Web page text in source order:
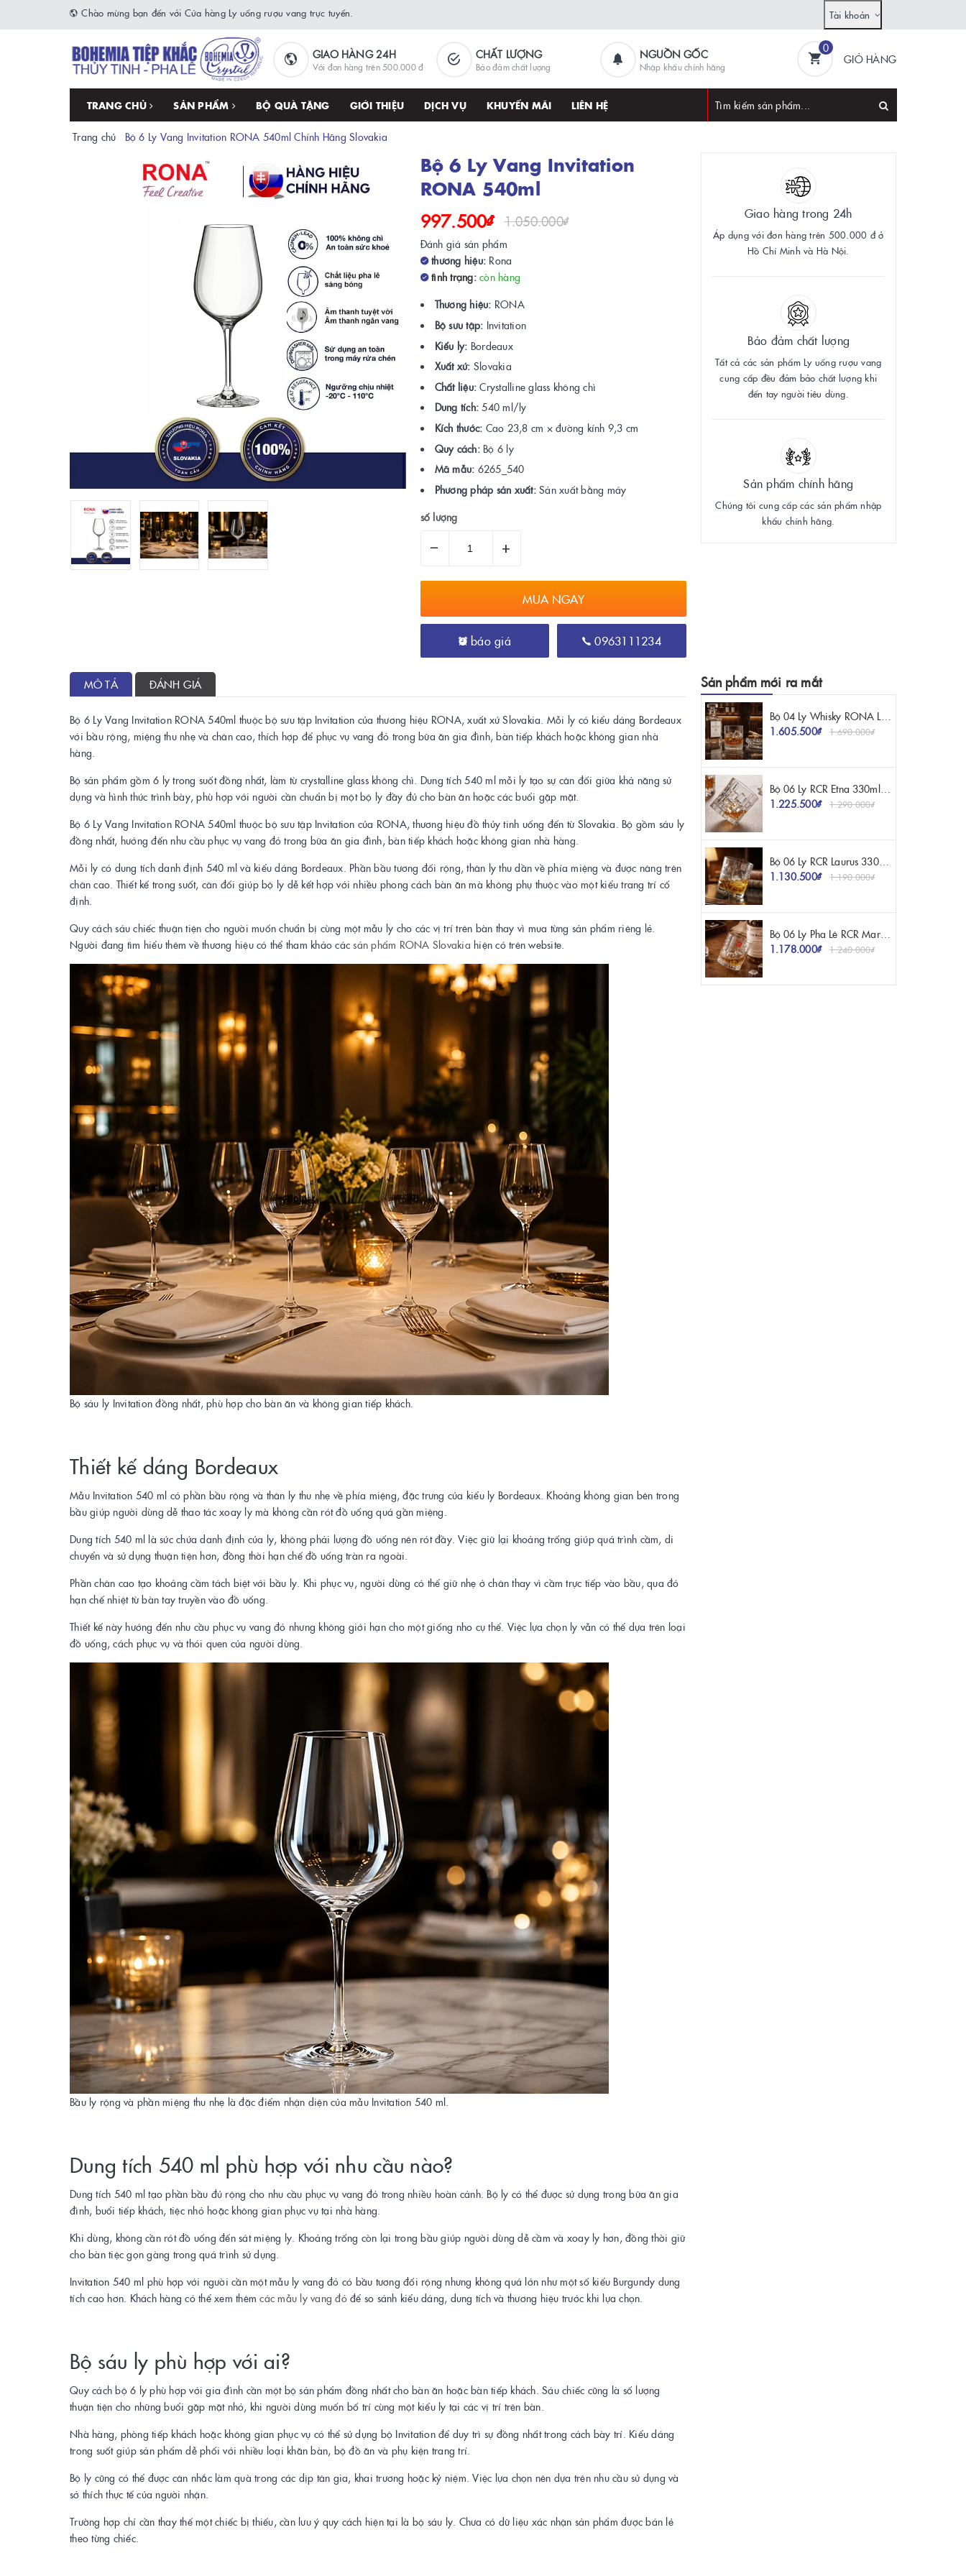
Chào mừng bạn đến với Cửa hàng Ly uống rượu vang trực tuyến. Tài khoản
GIAO HÀNG 24H
Với đơn hàng trên 500.000 đ
CHẤT LƯỢNG
Bảo đảm chất lượng
NGUỒN GỐC
Nhập khẩu chính hãng
0
GIỎ HÀNG
TRANG CHỦ SẢN PHẨM BỘ QUÀ TẶNG GIỚI THIỆU DỊCH VỤ KHUYẾN MÃI LIÊN HỆ
Trang chủ Bộ 6 Ly Vang Invitation RONA 540ml Chính Hãng Slovakia
Bộ 6 Ly Vang Invitation
RONA 540ml
997.500₫ 1.050.000₫
Đánh giá sản phẩm
thương hiệu: Rona
tình trạng: còn hàng
Thương hiệu: RONA
Bộ sưu tập: Invitation
Kiểu ly: Bordeaux
Xuất xứ: Slovakia
Chất liệu: Crystalline glass không chì
Dung tích: 540 ml/ly
Kích thước: Cao 23,8 cm × đường kính 9,3 cm
Quy cách:Bộ 6 ly
Mã mẫu: 6265_540
Phương pháp sản xuất:Sản xuất bằng máy
số lượng
– +
MUA NGAY
báo giá 0963111234
Giao hàng trong 24h
Áp dụng với đơn hàng trên 500.000 đ ở
Hồ Chí Minh và Hà Nội.
Bảo đảm chất lượng
Tất cả các sản phẩm Ly uống rượu vang
cung cấp đều đảm bảo chất lượng khi
đến tay người tiêu dùng.
Sản phẩm chính hãng
Chúng tôi cung cấp các sản phẩm nhập
khẩu chính hãng.
MÔ TẢ ĐÁNH GIÁ
Bộ 6 Ly Vang Invitation RONA 540ml thuộc bộ sưu tập Invitation của thương hiệu RONA, xuất xứ Slovakia. Mỗi ly có kiểu dáng Bordeaux
với bầu rộng, miệng thu nhẹ và chân cao, thích hợp để phục vụ vang đỏ trong bữa ăn gia đình, bàn tiếp khách hoặc không gian nhà
hàng.
Bộ sản phẩm gồm 6 ly trong suốt đồng nhất, làm từ crystalline glass không chì. Dung tích 540 ml mỗi ly tạo sự cân đối giữa khả năng sử
dụng và hình thức trình bày, phù hợp với người cần chuẩn bị một bộ ly đầy đủ cho bàn ăn hoặc các buổi gặp mặt.
Bộ 6 Ly Vang Invitation RONA 540ml thuộc bộ sưu tập Invitation của RONA, thương hiệu đồ thủy tinh uống đến từ Slovakia. Bộ gồm sáu ly
đồng nhất, hướng đến nhu cầu phục vụ vang đỏ trong bữa ăn gia đình, bàn tiếp khách hoặc không gian nhà hàng.
Mỗi ly có dung tích danh định 540 ml và kiểu dáng Bordeaux. Phần bầu tương đối rộng, thân ly thu dần về phía miệng và được nâng trên
chân cao. Thiết kế trong suốt, cân đối giúp bộ ly dễ kết hợp với nhiều phong cách bàn ăn mà không phụ thuộc vào một kiểu trang trí cố
định.
Quy cách sáu chiếc thuận tiện cho người muốn chuẩn bị cùng một mẫu ly cho các vị trí trên bàn thay vì mua từng sản phẩm riêng lẻ.
Người đang tìm hiểu thêm về thương hiệu có thể tham khảo cácsản phẩm RONA Slovakia hiện có trên website.
Bộ sáu ly Invitation đồng nhất, phù hợp cho bàn ăn và không gian tiếp khách.
Thiết kế dáng Bordeaux
Mẫu Invitation 540 ml có phần bầu rộng và thân ly thu nhẹ về phía miệng, đặc trưng của kiểu ly Bordeaux. Khoảng không gian bên trong
bầu giúp người dùng dễ thao tác xoay ly mà không cần rót đồ uống quá gần miệng.
Dung tích 540 ml là sức chứa danh định của ly, không phải lượng đồ uống nên rót đầy. Việc giữ lại khoảng trống giúp quá trình cầm, di
chuyển và sử dụng thuận tiện hơn, đồng thời hạn chế đồ uống tràn ra ngoài.
Phần chân cao tạo khoảng cầm tách biệt với bầu ly. Khi phục vụ, người dùng có thể giữ nhẹ ở chân thay vì cầm trực tiếp vào bầu, qua đó
hạn chế nhiệt từ bàn tay truyền vào đồ uống.
Thiết kế này hướng đến nhu cầu phục vụ vang đỏ nhưng không giới hạn cho một giống nho cụ thể. Việc lựa chọn ly vẫn có thể dựa trên loại
đồ uống, cách phục vụ và thói quen của người dùng.
Bầu ly rộng và phần miệng thu nhẹ là đặc điểm nhận diện của mẫu Invitation 540 ml.
Dung tích 540 ml phù hợp với nhu cầu nào?
Dung tích 540 ml tạo phần bầu đủ rộng cho nhu cầu phục vụ vang đỏ trong nhiều hoàn cảnh. Bộ ly có thể được sử dụng trong bữa ăn gia
đình, buổi tiếp khách, tiệc nhỏ hoặc không gian phục vụ tại nhà hàng.
Khi dùng, không cần rót đồ uống đến sát miệng ly. Khoảng trống còn lại trong bầu giúp người dùng dễ cầm và xoay ly hơn, đồng thời giữ
cho bàn tiệc gọn gàng trong quá trình sử dụng.
Invitation 540 ml phù hợp với người cần một mẫu ly vang đỏ có bầu tương đối rộng nhưng không quá lớn như một số kiểu Burgundy dung
tích cao hơn. Khách hàng có thể xem thêmcác mẫu ly vang đỏđể so sánh kiểu dáng, dung tích và thương hiệu trước khi lựa chọn.
Bộ sáu ly phù hợp với ai?
Quy cách bộ 6 ly phù hợp với gia đình cần một bộ sản phẩm đồng nhất cho bàn ăn hoặc bàn tiếp khách. Sáu chiếc cũng là số lượng
thuận tiện cho những buổi gặp mặt nhỏ, khi người dùng muốn bố trí cùng một kiểu ly tại các vị trí trên bàn.
Nhà hàng, phòng tiếp khách hoặc không gian phục vụ có thể sử dụng bộ Invitation để duy trì sự đồng nhất trong cách bày trí. Kiểu dáng
trong suốt giúp sản phẩm dễ phối với nhiều loại khăn bàn, bộ đồ ăn và phụ kiện trang trí.
Bộ ly cũng có thể được cân nhắc làm quà trong các dịp tân gia, khai trương hoặc kỷ niệm. Việc lựa chọn nên dựa trên nhu cầu sử dụng và
sở thích thực tế của người nhận.
Trường hợp chỉ cần thay thế một chiếc bị thiếu, cần lưu ý quy cách hiện tại là bộ sáu ly. Chưa có dữ liệu xác nhận sản phẩm được bán lẻ
theo từng chiếc.
Sản phẩm mới ra mắt
Bộ 04 Ly Whisky RONA Luxury Diamond 380ml – Kiệt Tác Pha Lê Mang Vẻ Đẹp Kim Cương
1.605.500₫
1.690.000₫
Bộ 06 Ly RCR Etna 330ml – Vẻ Đẹp Mạnh Mẽ Từ Tự Nhiên Và Nghệ Thuật Pha Lê Ý
1.225.500₫
1.290.000₫
Bộ 06 Ly RCR Laurus 330ml – Vẻ Đẹp Cổ Điển Vượt Thời Gian Trên Bàn Tiệc
1.130.500₫
1.190.000₫
Bộ 06 Ly Pha Lê RCR Marilyn 340ml | Nhập Khẩu Ý Chính Hãng
1.178.000₫
1.240.000₫